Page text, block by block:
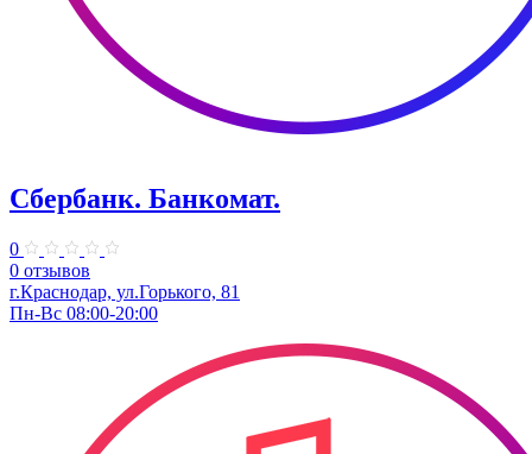
Сбербанк. Банкомат.
0
0 отзывов
​г.Краснодар, ул.​Горького, 81
Пн-Вс 08:00-20:00